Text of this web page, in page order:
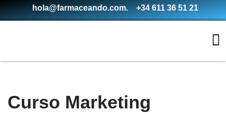
hola@farmaceando.com. +34 611 36 51 21
Curso Marketing